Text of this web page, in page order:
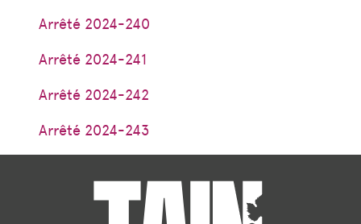
Arrêté 2024-240
Arrêté 2024-241
Arrêté 2024-242
Arrêté 2024-243